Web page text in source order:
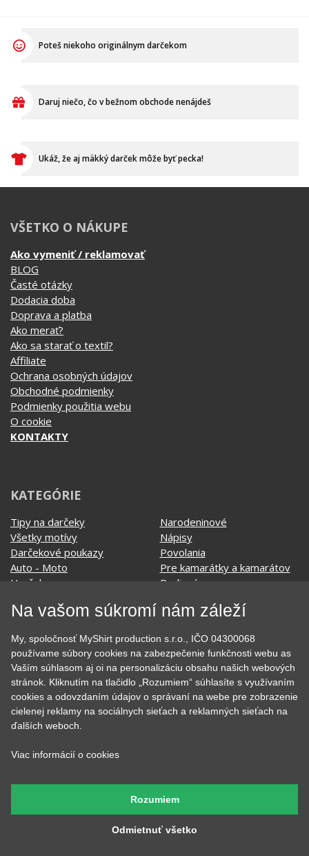
Poteš niekoho originálnym darčekom
Daruj niečo, čo v bežnom obchode nenájdeš
Ukáž, že aj mäkký darček môže byť pecka!
VŠETKO O NÁKUPE
Ako vymeniť / reklamovať
BLOG
Časté otázky
Dodacia doba
Doprava a platba
Ako merať?
Ako sa starať o textil?
Affiliate
Ochrana osobných údajov
Obchodné podmienky
Podmienky použitia webu
O cookie
KONTAKTY
KATEGÓRIE
Tipy na darčeky
Všetky motívy
Darčekové poukazy
Auto - Moto
Hrnčeky
EKG - moje srdce bije
Film a Seriál
Geek
Hobby
Hudobné
Jedlo, pitie a relax
Kvetiny
Narodeninové
Nápisy
Povolania
Pre kamarátky a kamarátov
Rodinné
Športy
Tehotenské tričká
Vianoce a Veľká noc
Vojenské
Významné dni
Zvierata
MyShirt
Na vašom súkromí nám záleží
My, spoločnosť MyShirt production s.r.o., IČO 04300068
používame súbory cookies na zabezpečenie funkčnosti webu as
Vaším súhlasom aj oi na personalizáciu obsahu našich webových
stránok. Kliknutím na tlačidlo „Rozumiem“ súhlasíte s využívaním
cookies a odovzdaním údajov o správaní na webe pre zobrazenie
cielenej reklamy na sociálnych sieťach a reklamných sieťach na
ďalších weboch.
Viac informácií o cookies
Odmietnuť všetko
Rozumiem